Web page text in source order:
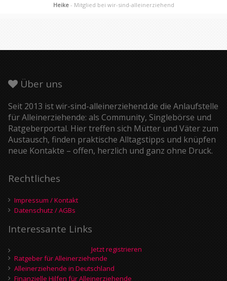
Heike - Mitglied bei wir-sind-alleinerziehend
Über uns
Seit 2013 ist wir-sind-alleinerziehend.de die Anlaufstelle
für Alleinerziehende: als Community, Singlebörse und
Ratgeberportal. Hier treffen sich Mütter und Väter zum
Austausch, finden praktische Alltagstipps und knüpfen
neue Kontakte – offen, herzlich und ganz ohne Druck.
Rechtliches
Impressum / Kontakt
Datenschutz / AGBs
Interessante Links
Jetzt registrieren
Ratgeber für Alleinerziehende
Alleinerziehende in Deutschland
Finanzielle Hilfen für Alleinerziehende